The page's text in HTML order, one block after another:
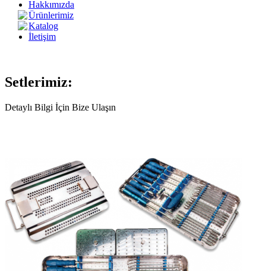
Hakkımızda
Ürünlerimiz
Katalog
İletişim
Setlerimiz:
Detaylı Bilgi İçin Bize Ulaşın